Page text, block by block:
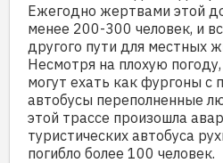
Ежегодно жертвами этой
менее 200-300 человек, и
другого пути для местных
Несмотря на плохую
могут ехать как фургоны с
автобусы переполненные
этой трассе произошла
туристических автобуса
погибло более 100 человек.